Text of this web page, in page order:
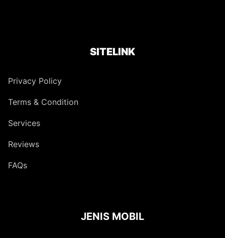
SITELINK
Privacy Policy
Terms & Condition
Services
Reviews
FAQs
JENIS MOBIL